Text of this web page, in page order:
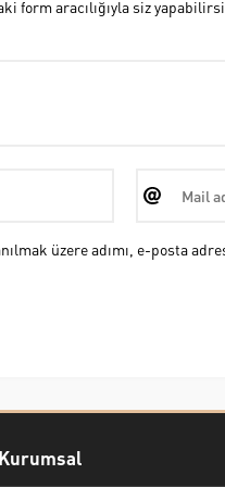
form aracılığıyla siz
üzere adımı, e-posta
Kurumsal